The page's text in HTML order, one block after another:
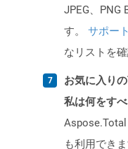
JPEG、PNG
す。 サポー
なリストを
お気に入り
私は何をす
も利用でき